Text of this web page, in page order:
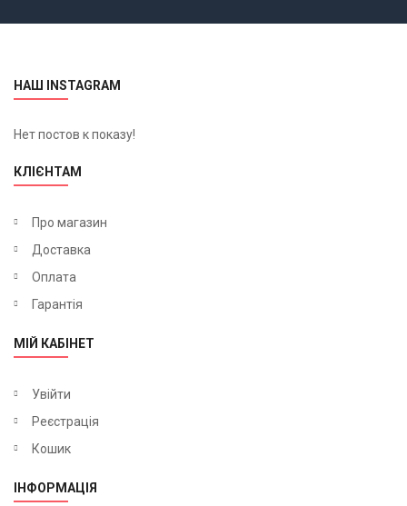
НАШ INSTAGRAM
Нет постов к показу!
КЛІЄНТАМ
Про магазин
Доставка
Оплата
Гарантія
МІЙ КАБІНЕТ
Увійти
Реєстрація
Кошик
ІНФОРМАЦІЯ